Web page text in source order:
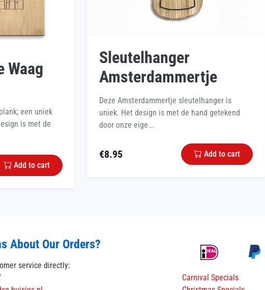
Waag
een uniek
is met de
Add to cart
Sleutelhanger
Amsterdammertje
Deze Amsterdammertje sleutelhanger is
uniek. Het design is met de hand getekend
door onze eige...
€8.95 Add to cart
About Our Orders?
service directly:
Carnival Specials